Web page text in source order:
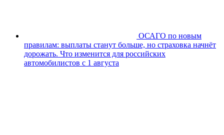
ОСАГО по новым
правилам: выплаты станут больше, но страховка начнёт
дорожать. Что изменится для российских
автомобилистов с 1 августа